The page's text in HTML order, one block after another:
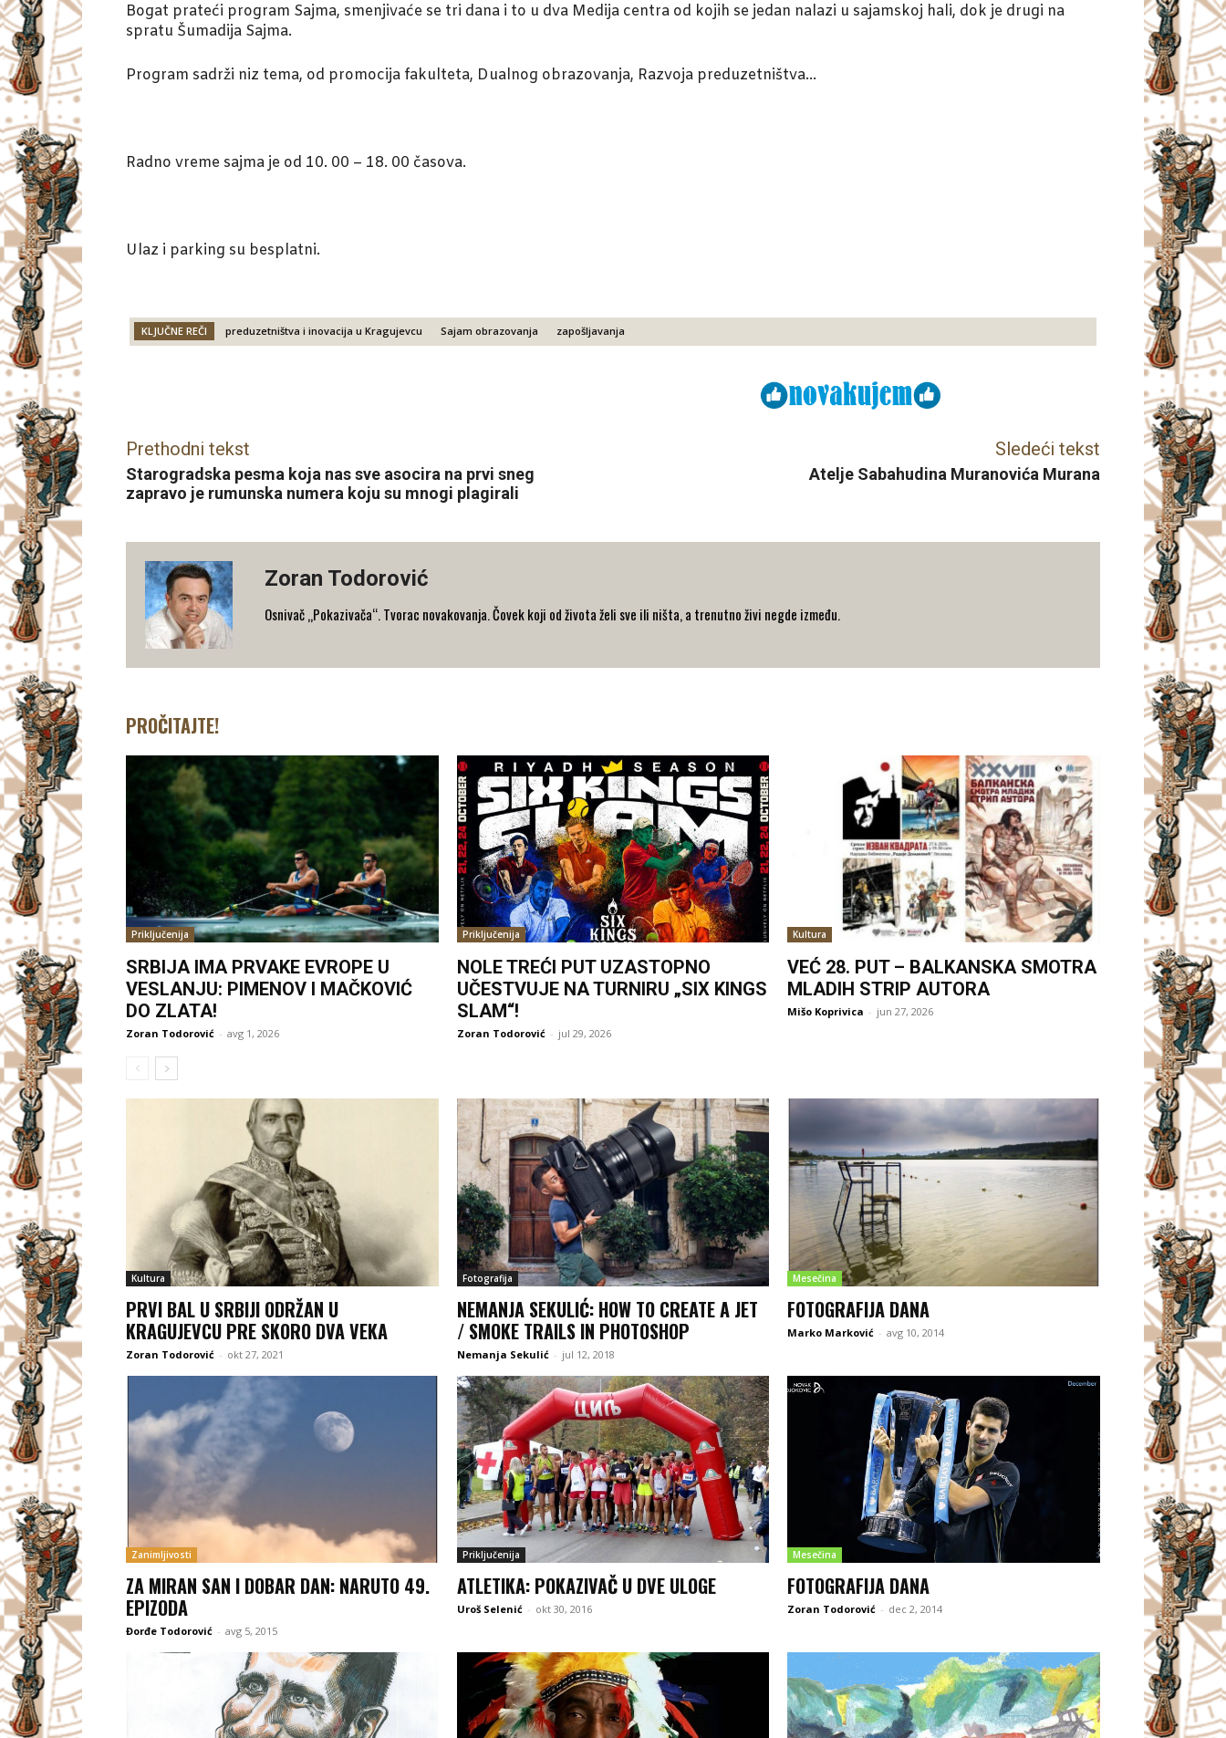
Bogat prateći program Sajma, smenjivaće se tri dana i to u dva Medija centra od kojih se jedan nalazi u sajamskoj hali, dok je drugi na
spratu Šumadija Sajma.
Program sadrži niz tema, od promocija fakulteta, Dualnog obrazovanja, Razvoja preduzetništva…
Radno vreme sajma je od 10. 00 – 18. 00 časova.
Ulaz i parking su besplatni.
KLJUČNE REČI preduzetništva i inovacija u Kragujevcu Sajam obrazovanja zapošljavanja
Prethodni tekst
Starogradska pesma koja nas sve asocira na prvi sneg
zapravo je rumunska numera koju su mnogi plagirali
Sledeći tekst
Atelje Sabahudina Muranovića Murana
Zoran Todorović
Osnivač „Pokazivača“. Tvorac novakovanja. Čovek koji od života želi sve ili ništa, a trenutno živi negde između.
PROČITAJTE!
Priključenija
SRBIJA IMA PRVAKE EVROPE U
VESLANJU: PIMENOV I MAČKOVIĆ
DO ZLATA!
Zoran Todorović - avg 1, 2026
Priključenija
NOLE TREĆI PUT UZASTOPNO
UČESTVUJE NA TURNIRU „SIX KINGS
SLAM“!
Zoran Todorović - jul 29, 2026
Kultura
VEĆ 28. PUT – BALKANSKA SMOTRA
MLADIH STRIP AUTORA
Mišo Koprivica - jun 27, 2026
Kultura
PRVI BAL U SRBIJI ODRŽAN U
KRAGUJEVCU PRE SKORO DVA VEKA
Zoran Todorović - okt 27, 2021
Fotografija
NEMANJA SEKULIĆ: HOW TO CREATE A JET
/ SMOKE TRAILS IN PHOTOSHOP
Nemanja Sekulić - jul 12, 2018
Mesečina
FOTOGRAFIJA DANA
Marko Marković - avg 10, 2014
Zanimljivosti
ZA MIRAN SAN I DOBAR DAN: NARUTO 49.
EPIZODA
Đorđe Todorović - avg 5, 2015
Priključenija
ATLETIKA: POKAZIVAČ U DVE ULOGE
Uroš Selenić - okt 30, 2016
Mesečina
FOTOGRAFIJA DANA
Zoran Todorović - dec 2, 2014